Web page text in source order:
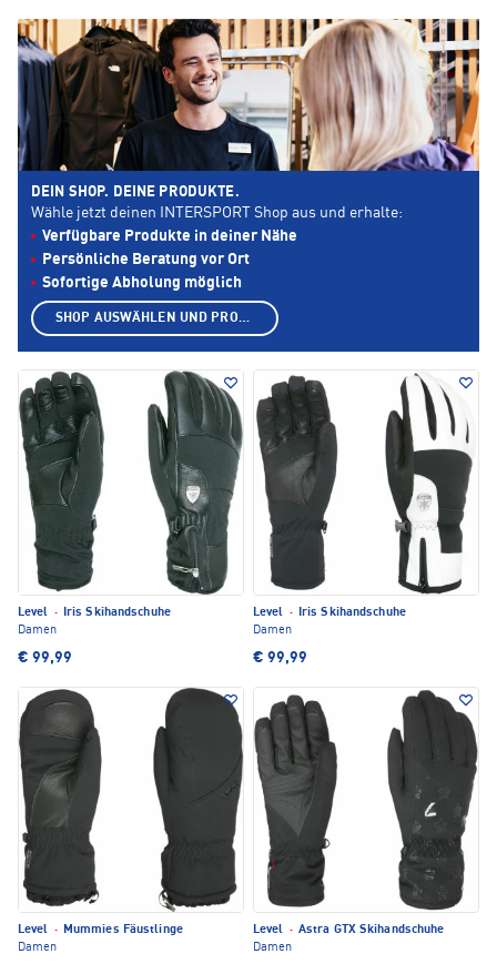
Level · Iris Skihandschuhe
Damen
€ 99,99
Level · Iris Skihandschuhe
Damen
€ 99,99
Level · Mummies Fäustlinge
Damen
Level · Astra GTX Skihandschuhe
Damen
DEIN SHOP. DEINE PRODUKTE.
Wähle jetzt deinen INTERSPORT Shop aus und erhalte:
Verfügbare Produkte in deiner Nähe
Persönliche Beratung vor Ort
Sofortige Abholung möglich
SHOP AUSWÄHLEN UND PRODUKTE ANZEIGEN